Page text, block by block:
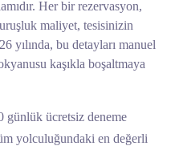
Her bir rezervasyon,
maliyet, tesisinizin
yılında, bu detayları manuel
kaşıkla boşaltmaya
günlük ücretsiz deneme
yolculuğundaki en değerli